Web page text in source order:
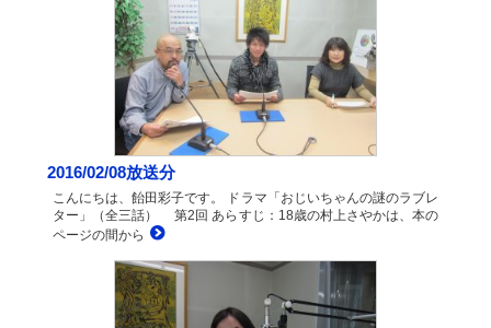
2016/02/08放送分
こんにちは、飴田彩子です。 ドラマ「おじいちゃんの謎のラブレ
ター」（全三話） 第2回 あらすじ：18歳の村上さやかは、本の
ページの間から